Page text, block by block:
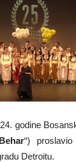
godine
Behar“)
Detroitu.